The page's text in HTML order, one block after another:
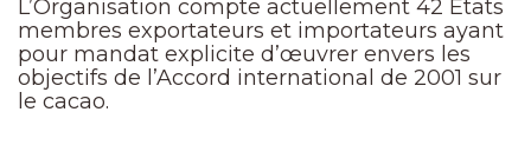
L’Organisation compte actuellement 42 États
membres exportateurs et importateurs ayant
pour mandat explicite d’œuvrer envers les
objectifs de l’Accord international de 2001 sur
le cacao.